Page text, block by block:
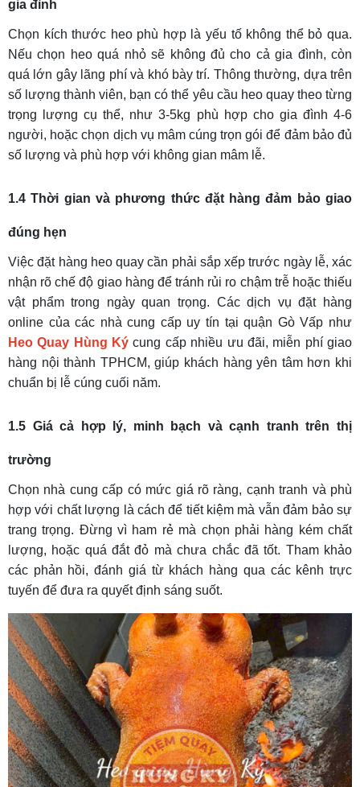
gia đình
Chọn kích thước heo phù hợp là yếu tố không thể bỏ qua.
Nếu chọn heo quá nhỏ sẽ không đủ cho cả gia đình, còn
quá lớn gây lãng phí và khó bày trí. Thông thường, dựa trên
số lượng thành viên, bạn có thể yêu cầu heo quay theo từng
trọng lượng cụ thể, như 3-5kg phù hợp cho gia đình 4-6
người, hoặc chọn dịch vụ mâm cúng trọn gói để đảm bảo đủ
số lượng và phù hợp với không gian mâm lễ.
1.4 Thời gian và phương thức đặt hàng đảm bảo giao
đúng hẹn
Việc đặt hàng heo quay cần phải sắp xếp trước ngày lễ, xác
nhận rõ chế độ giao hàng để tránh rủi ro chậm trễ hoặc thiếu
vật phẩm trong ngày quan trọng. Các dịch vụ đặt hàng
online của các nhà cung cấp uy tín tại quận Gò Vấp như
Heo Quay Hùng Ký cung cấp nhiều ưu đãi, miễn phí giao
hàng nội thành TPHCM, giúp khách hàng yên tâm hơn khi
chuẩn bị lễ cúng cuối năm.
1.5 Giá cả hợp lý, minh bạch và cạnh tranh trên thị
trường
Chọn nhà cung cấp có mức giá rõ ràng, cạnh tranh và phù
hợp với chất lượng là cách để tiết kiệm mà vẫn đảm bảo sự
trang trọng. Đừng vì ham rẻ mà chọn phải hàng kém chất
lượng, hoặc quá đắt đỏ mà chưa chắc đã tốt. Tham khảo
các phản hồi, đánh giá từ khách hàng qua các kênh trực
tuyến để đưa ra quyết định sáng suốt.